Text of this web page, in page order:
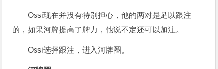
Ossi现在并没有特别担心，他的两对是足以跟注
的，如果河牌提高了牌力，他说不定还可以加注。
Ossi选择跟注，进入河牌圈。